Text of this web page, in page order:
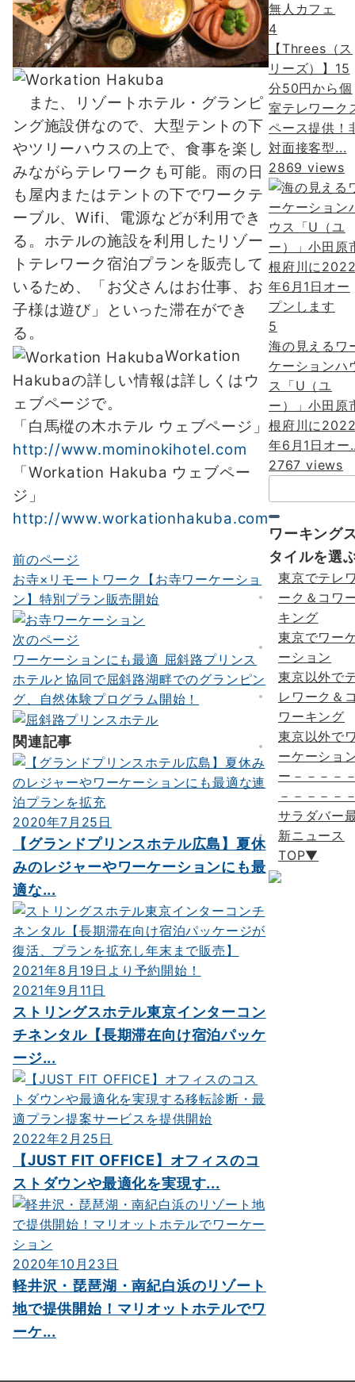
また、リゾートホテル・グランピ
ング施設併なので、大型テントの下
やツリーハウスの上で、食事を楽し
みながらテレワークも可能。雨の日
も屋内またはテントの下でワークテ
ーブル、Wifi、電源などが利用でき
る。ホテルの施設を利用したリゾー
トテレワーク宿泊プランを販売して
いるため、「お父さんはお仕事、お
子様は遊び」といった滞在ができ
る。
Workation
Hakubaの詳しい情報は詳しくはウ
ェブページで。
「白馬樅の木ホテル ウェブページ」
http://www.mominokihotel.com
「Workation Hakuba ウェブペー
ジ」
http://www.workationhakuba.com
投
稿
ナ
ビ
ゲ
ー
シ
ョ
ン
前のページ
お寺×リモートワーク【お寺ワーケーショ
ン】特別プラン販売開始
次のページ
ワーケーションにも最適 屈斜路プリンス
ホテルと協同で屈斜路湖畔でのグランピン
グ、自然体験プログラム開始！
関連記事
2020年7月25日
【グランドプリンスホテル広島】夏休
みのレジャーやワーケーションにも最
適な...
2021年9月11日
ストリングスホテル東京インターコン
チネンタル【長期滞在向け宿泊パッケ
ージ...
2022年2月25日
【JUST FIT OFFICE】オフィスのコ
ストダウンや最適化を実現す...
2020年10月23日
軽井沢・琵琶湖・南紀白浜のリゾート
地で提供開始！マリオットホテルでワ
ーケ...
4
【Threes（ス
リーズ）】15
分50円から個
室テレワーク
ペース提供！
対面接客型...
2869 views
5
海の見えるワ
ケーションハ
ス「U（ユ
ー）」小田原
根府川に
年6月1日オー
2767 views
索：
ワーキング
タイルを選
東京でテレ
ーク＆コワ
キング
東京でワー
ーション
東京以外で
レワーク＆
ワーキング
東京以外で
ーケーショ
ー－－－－
－－－－－
サラダバー
新ニュース
TOP▼